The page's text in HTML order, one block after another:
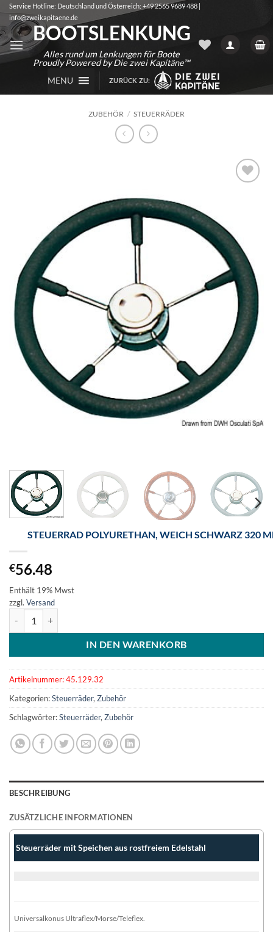
Zum
Inhalt
springen
Service Hotline: Deutschland und Österreich: +49 2565 9689 488 |
info@zweikapitaene.de
BOOTSLENKUNG
Alles rund um Lenkungen für Boote
Proudly Powered by Die zwei Kapitäne™
MENU
ZURÜCK ZU:
ZUBEHÖR / STEUERRÄDER
STEUERRAD POLYURETHAN, WEICH SCHWARZ 320
€56.48
Enthält 19% Mwst
zzgl. Versand
IN DEN WARENKORB
Artikelnummer:45.129.32
Kategorien:Steuerräder, Zubehör
Schlagwörter:Steuerräder, Zubehör
BESCHREIBUNG
ZUSÄTZLICHE INFORMATIONEN
Steuerräder mit Speichen aus rostfreiem Edelstahl
Universalkonus Ultraflex/Morse/Teleflex.